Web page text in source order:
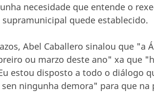
necesidade que entende o
quede establecido.
Abel Caballero sinalou que "a
ou marzo deste ano" xa que
estou disposto a todo o diálogo
ningunha demora" para que na